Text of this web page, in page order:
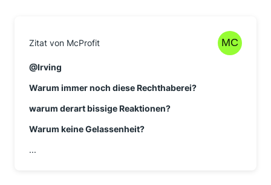
Zitat von McProfit
@Irving
Warum immer noch diese Rechthaberei?
warum derart bissige Reaktionen?
Warum keine Gelassenheit?
...